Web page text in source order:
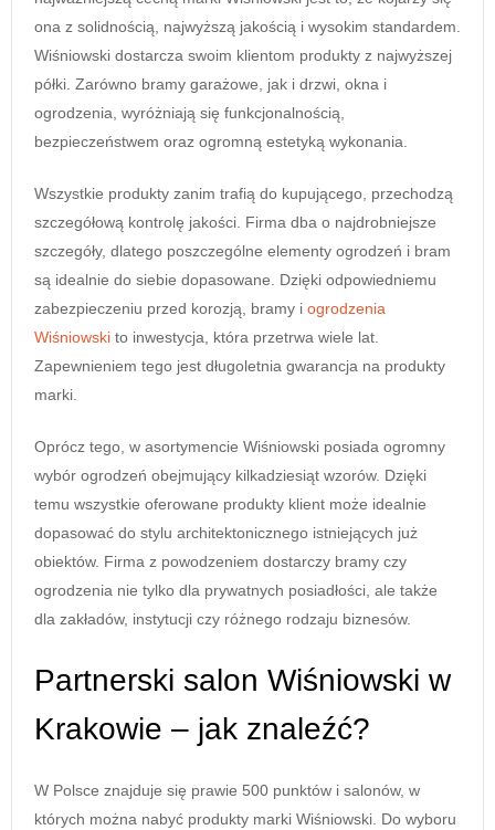
ona z solidnością, najwyższą jakością i wysokim standardem.
Wiśniowski dostarcza swoim klientom produkty z najwyższej
półki. Zarówno bramy garażowe, jak i drzwi, okna i
ogrodzenia, wyróżniają się funkcjonalnością,
bezpieczeństwem oraz ogromną estetyką wykonania.
Wszystkie produkty zanim trafią do kupującego, przechodzą
szczegółową kontrolę jakości. Firma dba o najdrobniejsze
szczegóły, dlatego poszczególne elementy ogrodzeń i bram
są idealnie do siebie dopasowane. Dzięki odpowiedniemu
zabezpieczeniu przed korozją, bramy i ogrodzenia
Wiśniowski to inwestycja, która przetrwa wiele lat.
Zapewnieniem tego jest długoletnia gwarancja na produkty
marki.
Oprócz tego, w asortymencie Wiśniowski posiada ogromny
wybór ogrodzeń obejmujący kilkadziesiąt wzorów. Dzięki
temu wszystkie oferowane produkty klient może idealnie
dopasować do stylu architektonicznego istniejących już
obiektów. Firma z powodzeniem dostarczy bramy czy
ogrodzenia nie tylko dla prywatnych posiadłości, ale także
dla zakładów, instytucji czy różnego rodzaju biznesów.
Partnerski salon Wiśniowski w
Krakowie – jak znaleźć?
W Polsce znajduje się prawie 500 punktów i salonów, w
których można nabyć produkty marki Wiśniowski. Do wyboru